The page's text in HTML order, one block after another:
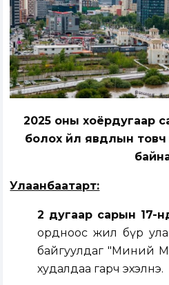
2025 оны хоёрдугаар
болох үйл явдлын товч
Улаанбаатарт:
2 дугаар сарын 17-
ордноос жил бүр
байгуулдаг "Миний
худалдаа гарч эхэлнэ.